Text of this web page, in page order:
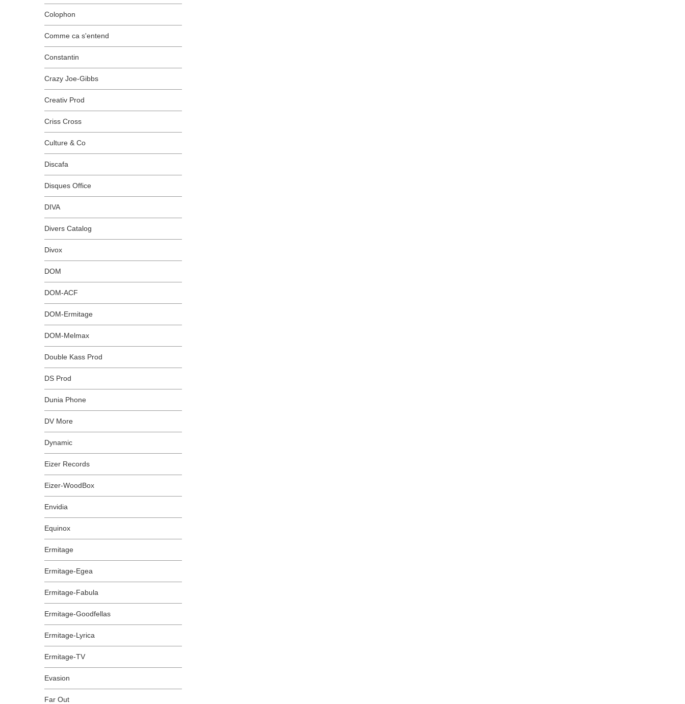
Colophon
Comme ca s'entend
Constantin
Crazy Joe-Gibbs
Creativ Prod
Criss Cross
Culture & Co
Discafa
Disques Office
DIVA
Divers Catalog
Divox
DOM
DOM-ACF
DOM-Ermitage
DOM-Melmax
Double Kass Prod
DS Prod
Dunia Phone
DV More
Dynamic
Eizer Records
Eizer-WoodBox
Envidia
Equinox
Ermitage
Ermitage-Egea
Ermitage-Fabula
Ermitage-Goodfellas
Ermitage-Lyrica
Ermitage-TV
Evasion
Far Out